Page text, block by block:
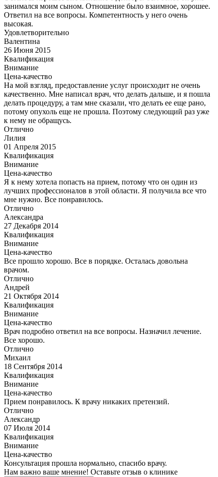
занимался моим сыном. Отношение было взаимное, хорошее.
Ответил на все вопросы. Компетентность у него очень
высокая.
Удовлетворительно
Валентина
26 Июня 2015
Квалификация
Внимание
Цена-качество
На мой взгляд, предоставление услуг происходит не очень
качественно. Мне написал врач, что делать дальше, и я пошла
делать процедуру, а там мне сказали, что делать ее еще рано,
потому опухоль еще не прошла. Поэтому следующий раз уже
к нему не обращусь.
Отлично
Лилия
01 Апреля 2015
Квалификация
Внимание
Цена-качество
Я к нему хотела попасть на прием, потому что он один из
лучших профессионалов в этой области. Я получила все что
мне нужно. Все понравилось.
Отлично
Александра
27 Декабря 2014
Квалификация
Внимание
Цена-качество
Все прошло хорошо. Все в порядке. Осталась довольна
врачом.
Отлично
Андрей
21 Октября 2014
Квалификация
Внимание
Цена-качество
Врач подробно ответил на все вопросы. Назначил лечение.
Все хорошо.
Отлично
Михаил
18 Сентября 2014
Квалификация
Внимание
Цена-качество
Прием понравилось. К врачу никаких претензий.
Отлично
Александр
07 Июля 2014
Квалификация
Внимание
Цена-качество
Консультация прошла нормально, спасибо врачу.
Нам важно ваше мнение! Оставьте отзыв о клинике